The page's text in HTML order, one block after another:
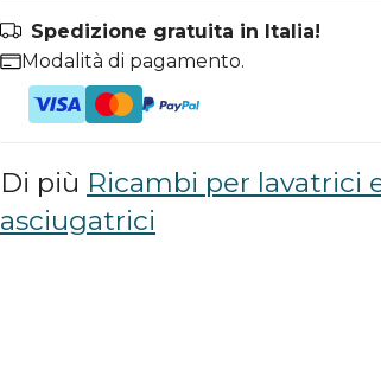
Spedizione gratuita in Italia!
Modalità di pagamento.
Di più Ricambi per lavatrici
asciugatrici